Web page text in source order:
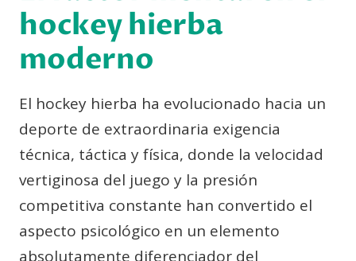
hockey hierba
moderno
El hockey hierba ha evolucionado hacia un
deporte de extraordinaria exigencia
técnica, táctica y física, donde la velocidad
vertiginosa del juego y la presión
competitiva constante han convertido el
aspecto psicológico en un elemento
absolutamente diferenciador del